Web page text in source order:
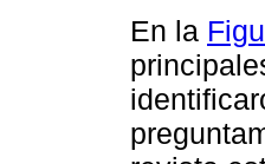
En la